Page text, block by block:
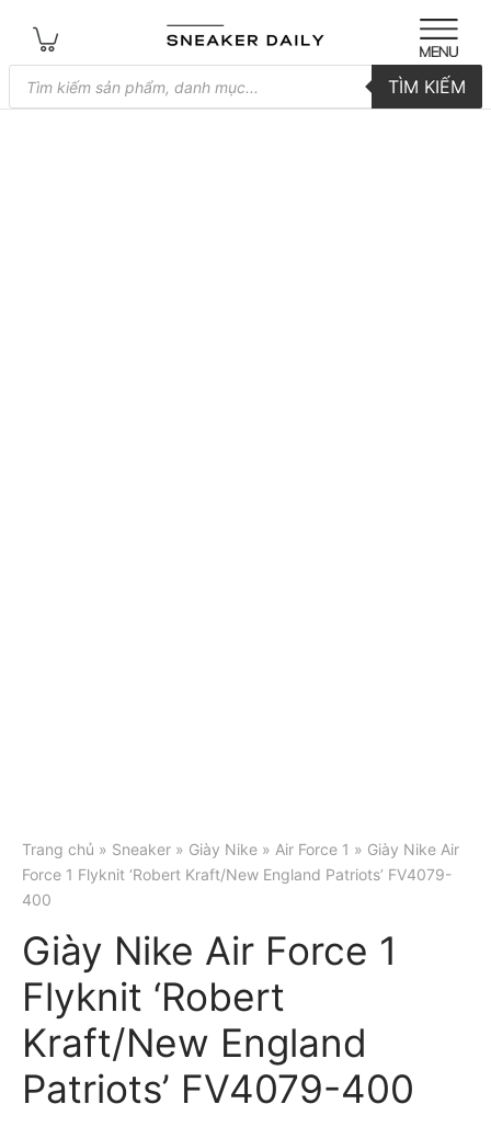
Tìm
kiếm
sản
TÌM KIẾM
Trang chủ » Sneaker » Giày Nike » Air Force 1 » Giày Nike Air
Force 1 Flyknit ‘Robert Kraft/New England Patriots’ FV4079-
400
Giày Nike Air Force 1
Flyknit ‘Robert
Kraft/New England
Patriots’ FV4079-400